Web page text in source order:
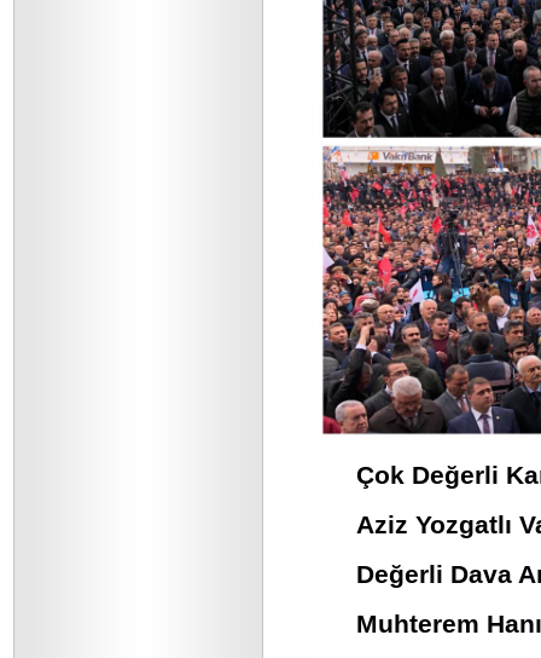
Çok Değerli
Aziz Yozgatlı
Değerli Dava
Muhterem